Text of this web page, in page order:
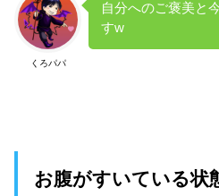
くろパパ
自分へのご褒美と
すw
お腹がすいている状